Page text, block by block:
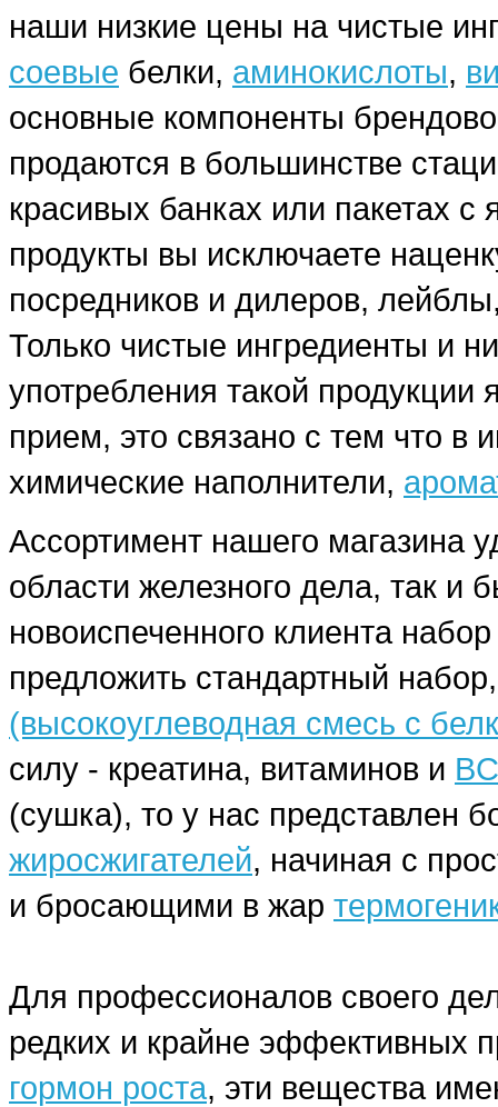
наши низкие цены на чистые
соевые белки, аминокислоты,
основные компоненты
продаются в большинстве
красивых банках или пакетах
продукты вы исключаете
посредников и дилеров,
Только чистые ингредиенты и
употребления такой продукции
прием, это связано с тем что в
химические наполнители,
Ассортимент нашего магазина
области железного дела, так и
новоиспеченного клиента
предложить стандартный
(высокоуглеводная смесь с
силу - креатина, витаминов и
(сушка), то у нас представлен
жиросжигателей, начиная с
и бросающими в жар
Для профессионалов своего
редких и крайне эффективных
гормон роста, эти вещества